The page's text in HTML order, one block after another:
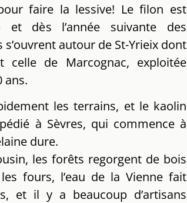
faire la lessive! Le filon est
et dès l’année suivante des
autour de St-Yrieix dont
celle de Marcognac, exploitée
ans.
les terrains, et le kaolin
à Sèvres, qui commence à
dure.
les forêts regorgent de bois
fours, l’eau de la Vienne fait
et il y a beaucoup d’artisans